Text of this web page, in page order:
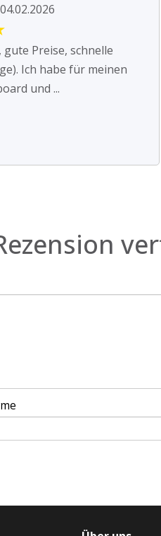
Preise, schnelle
Ich habe für meinen
und ...